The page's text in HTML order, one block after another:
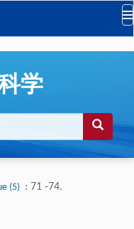
学
(5) : 71 -74.